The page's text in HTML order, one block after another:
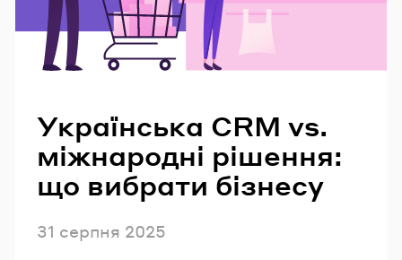
Українська CRM vs.
міжнародні рішення:
що вибрати бізнесу
Опубліковано
31 серпня 2025